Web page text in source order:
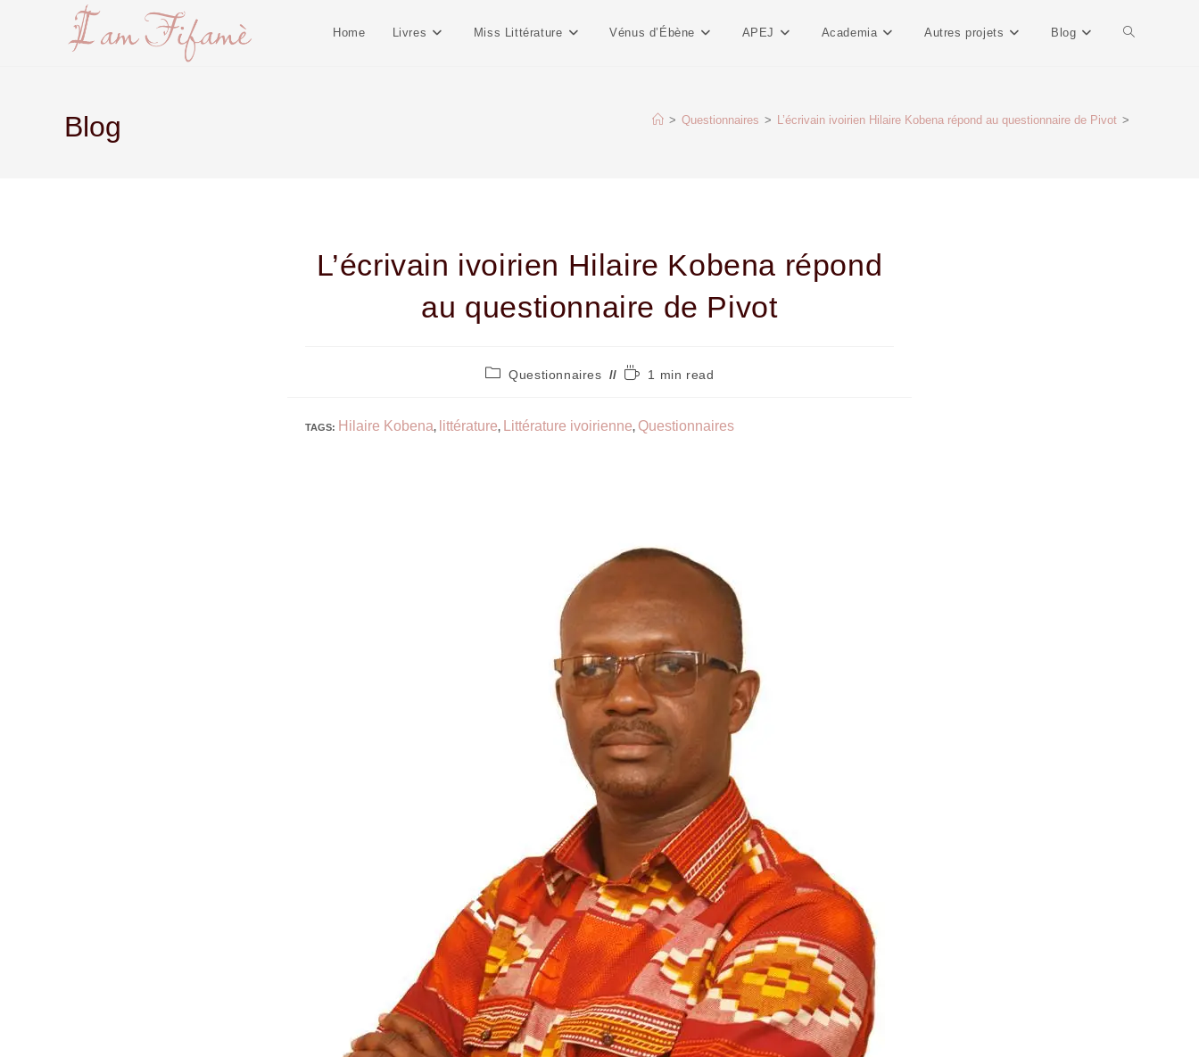
Home Livres Miss Littérature Vénus d’Ébène APEJ Academia Autres projets Blog
Blog > Questionnaires > L’écrivain ivoirien Hilaire Kobena répond au questionnaire de Pivot >
L’écrivain ivoirien Hilaire Kobena répond
au questionnaire de Pivot
Questionnaires 1 min read
TAGS: Hilaire Kobena, littérature, Littérature ivoirienne, Questionnaires